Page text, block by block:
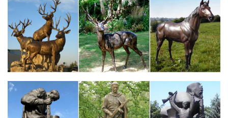
Предмет декора статуэтка собаки Greyhound, цвет Серый…
Садовая мебель патио "ФУДЗИ" стол с барбекю на четыре
персоны. 105 000 р. Купить.Вообще, статуэтки собак самых
разных размеров у большинства народностей являются
талисманом, символом верности.
Статуэтки собак – в каталоге подарков интернет магазина…
Купить Статуэтки собак в интернет магазине Сувенир Мастер
по выгодным ценам и с быстрой доставкой.Японские коты
удачи. Наборы для саке, суши. Декоративные фонтаны.